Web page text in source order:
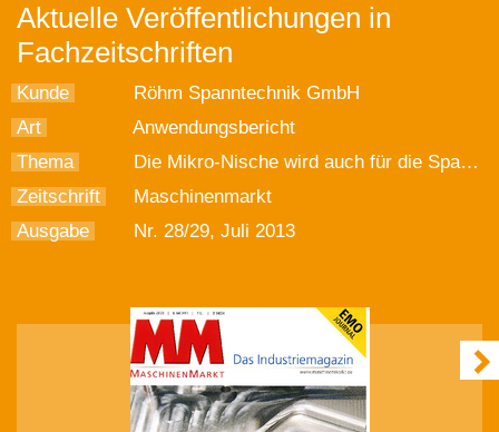
Aktuelle Veröffentlichungen in
Fachzeitschriften
Kunde
Röhm Spanntechnik GmbH
Art
Anwendungsbericht
Thema
Die Mikro-Nische wird auch für die Spanntechnikhersteller größer
Zeitschrift
Maschinenmarkt
Ausgabe
Nr. 28/29, Juli 2013